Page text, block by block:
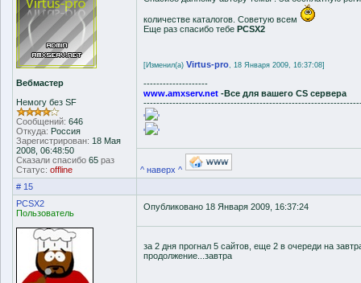
Вебмастер
Немогу без SF
Сообщений: 646
Откуда: Россия
Зарегистрирован: 18 Мая
2008, 06:48:50
Сказали спасибо 65 раз
Статус: offline
количестве каталогов. Советую всем
Еще раз спасибо тебе PCSX2
[Изменил(а) Virtus-pro, 18 Января 2009, 16:37:08]
--------------------
www.amxserv.net -Все для вашего CS сервера
'
'
'
'
^ наверх ^
# 15
PCSX2
Пользователь
Опубликовано 18 Января 2009, 16:37:24
за 2 дня прогнал 5 сайтов, еще 2 в очереди на
продолжение...завтра